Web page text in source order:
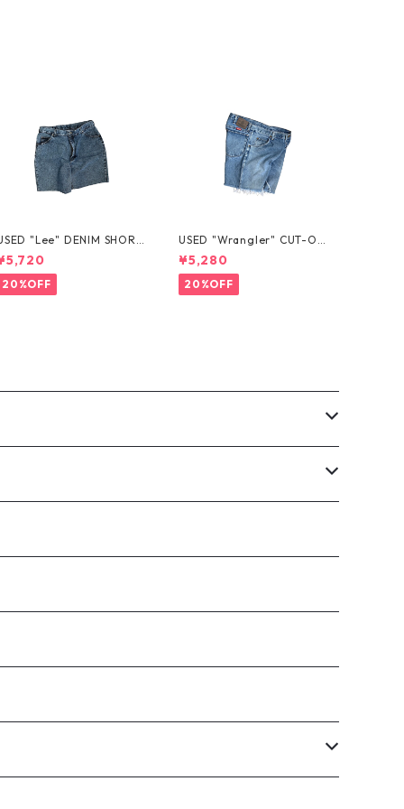
"Lee" DENIM SHORT
20%OFF
USED "Wrangler" CUT-OF
F DENIM SHORTS
¥5,280
20%OFF